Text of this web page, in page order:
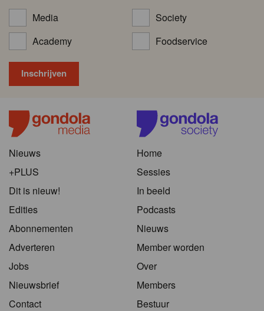
Media
Society
Academy
Foodservice
Nieuws
+PLUS
Dit is nieuw!
Edities
Abonnementen
Adverteren
Jobs
Nieuwsbrief
Contact
Home
Sessies
In beeld
Podcasts
Nieuws
Member worden
Over
Members
Bestuur